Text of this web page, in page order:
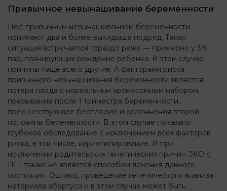
Привычное невынашивание беременности
Под привычным невынашиванием беременности
понимают два и более выкидыша подряд. Такая
ситуация встречается гораздо реже — примерно у 3%
пар, планирующих рождение ребёнка. В этом случае
причины чаще всего другие. А факторами риска
привычного невынашивания беременности является
потеря плода с нормальным хромосомным набором,
прерывание после 1 триместра беременности,
предшествующее бесплодие и осложнения второй
половины беременности. В этом случае показано
глубокое обследование с исключением всех факторов
риска, в том числе, кариотипирование. И при
исключении родительских генетических причин ЭКО с
ПГТ также не является способом лечения данного
состояния. Однако, проведение генетического анализа
материала абортуса и в этом случае может быть